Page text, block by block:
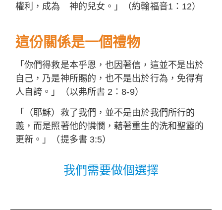
權利，成為 神的兒女。」（約翰福音1：12）
這份關係是一個禮物
「你們得救是本乎恩，也因著信，這並不是出於
自己，乃是神所賜的，也不是出於行為，免得有
人自誇。」（以弗所書 2：8-9）
「（耶穌）救了我們，並不是由於我們所行的
義，而是照著他的憐憫，藉著重生的洗和聖靈的
更新。」（提多書 3:5）
我們需要做個選擇